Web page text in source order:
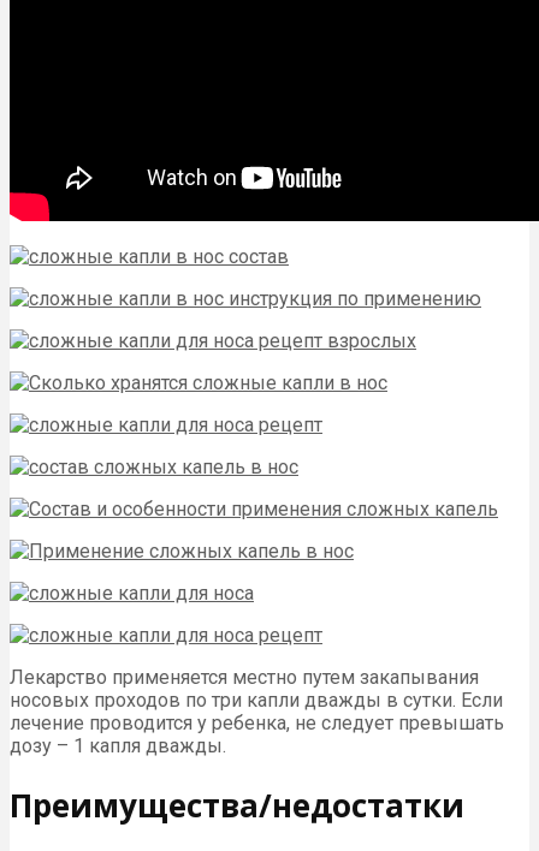
Лекарство применяется местно путем закапывания
носовых проходов по три капли дважды в сутки. Если
лечение проводится у ребенка, не следует превышать
дозу – 1 капля дважды.
Преимущества/недостатки